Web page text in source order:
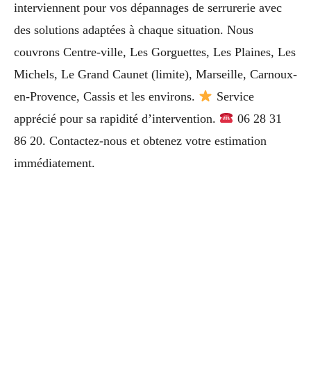
interviennent pour vos dépannages de serrurerie avec
des solutions adaptées à chaque situation. Nous
couvrons Centre-ville, Les Gorguettes, Les Plaines, Les
Michels, Le Grand Caunet (limite), Marseille, Carnoux-
en-Provence, Cassis et les environs.
Service
apprécié pour sa rapidité d’intervention.
06 28 31
86 20. Contactez-nous et obtenez votre estimation
immédiatement.